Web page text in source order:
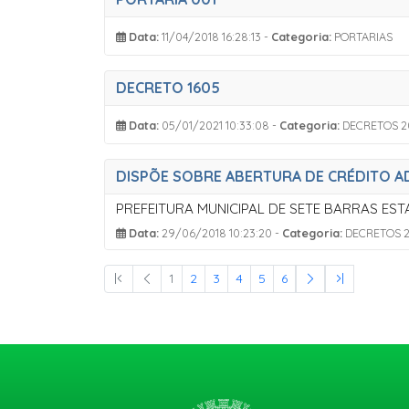
Data: 11/04/2018 16:28:13 - Categoria: PORTARIAS
DECRETO 1605
Data: 05/01/2021 10:33:08 - Categoria: DECRETOS
DISPÕE SOBRE ABERTURA DE CRÉDITO
Data: 29/06/2018 10:23:20 - Categoria: DECRETOS
1 2 3 4 5 6